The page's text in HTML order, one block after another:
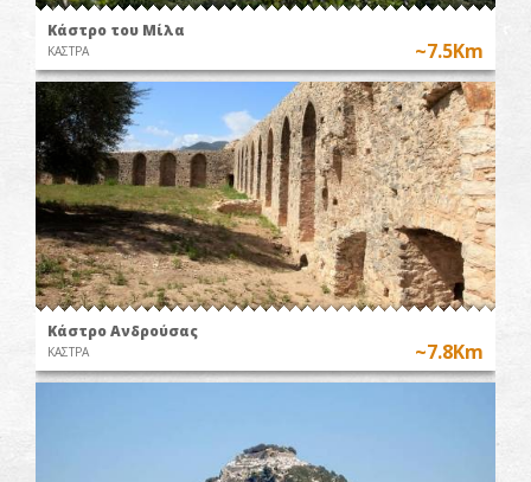
Κάστρο του Μίλα
ΚΑΣΤΡΑ ~7.5Km
Κάστρο Ανδρούσας
ΚΑΣΤΡΑ ~7.8Km